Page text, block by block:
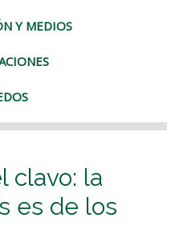
Y MEDIOS
clavo: la
es de los